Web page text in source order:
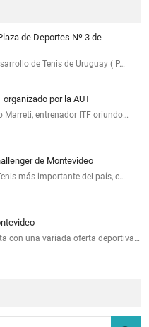
de Deportes Nº 3 de
de Tenis de Uruguay ( P…
por la AUT
Marreti, entrenador ITF oriundo…
de Montevideo
más importante del país, c…
con una variada oferta deportiva…